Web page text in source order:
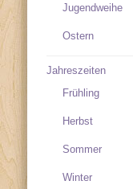
Jugendweihe
Ostern
Jahreszeiten
Frühling
Herbst
Sommer
Winter